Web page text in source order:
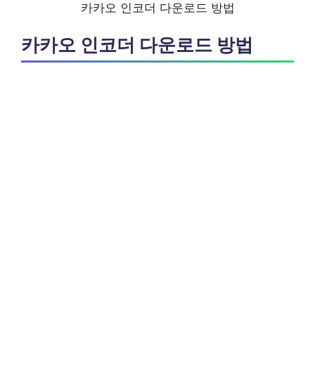
카카오 인코더 다운로드 방법
카카오 인코더 다운로드 방법